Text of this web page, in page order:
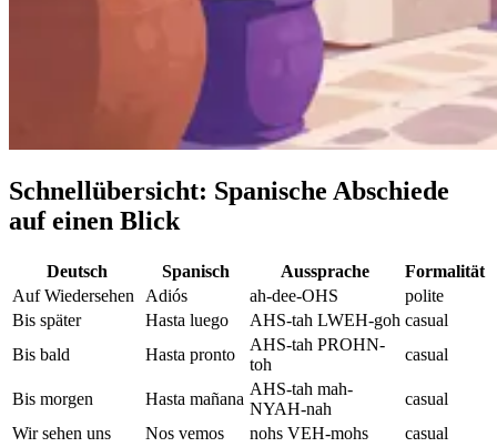
Schnellübersicht: Spanische Abschiede
auf einen Blick
Deutsch Spanisch Aussprache
Formalität
Auf Wiedersehen
Adiós ah-dee-OHS
polite
Bis später
Hasta luego AHS-tah LWEH-goh casual
Bis bald
Hasta pronto
AHS-tah PROHN-
toh
casual
Bis morgen Hasta mañana
AHS-tah mah-
NYAH-nah
casual
Wir sehen uns
Nos vemos nohs VEH-mohs
casual